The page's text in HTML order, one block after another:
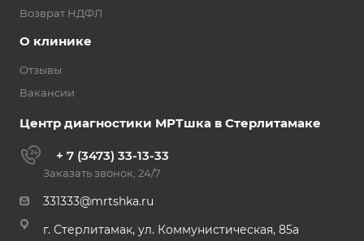
Возврат НДФЛ
О клинике
Отзывы
Вакансии
Центр диагностики МРТшка в Стерлитамаке
+ 7 (3473) 33-13-33
Заказать звонок, 24/7
331333@mrtshka.ru
г. Стерлитамак, ул. Коммунистическая, 85а